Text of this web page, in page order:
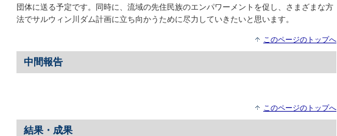
団体に送る予定です。同時に、流域の先住民族のエンパワーメントを促し、さまざまな方
法でサルウィン川ダム計画に立ち向かうために尽力していきたいと思います。
このページのトップへ
中間報告
このページのトップへ
結果・成果